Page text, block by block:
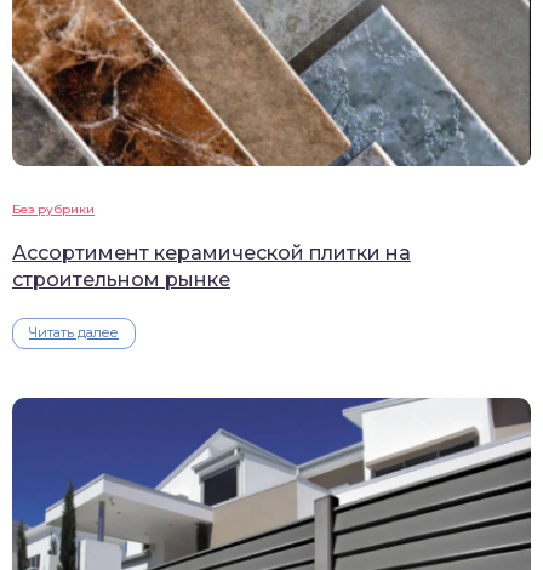
Без рубрики
Ассортимент керамической плитки на
строительном рынке
Читать далее